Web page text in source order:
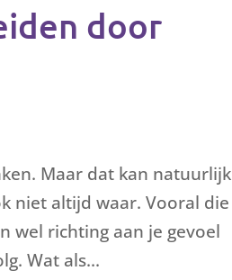
door
Maar dat kan natuurlijk
niet altijd waar. Vooral die
wel richting aan je gevoel
Wat als...